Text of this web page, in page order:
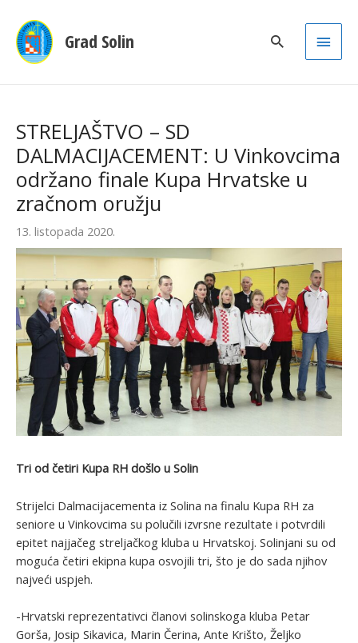
Grad Solin
Main
STRELJAŠTVO – SD
DALMACIJACEMENT: U Vinkovcima
održano finale Kupa Hrvatske u
zračnom oružju
13. listopada 2020.
Tri od četiri Kupa RH došlo u Solin
Strijelci Dalmacijacementa iz Solina na finalu Kupa RH za
seniore u Vinkovcima su polučili izvrsne rezultate i potvrdili
epitet najjačeg streljačkog kluba u Hrvatskoj. Solinjani su od
moguća četiri ekipna kupa osvojili tri, što je do sada njihov
najveći uspjeh.
-Hrvatski reprezentativci članovi solinskoga kluba Petar
Gorša, Josip Sikavica, Marin Čerina, Ante Krišto, Željko